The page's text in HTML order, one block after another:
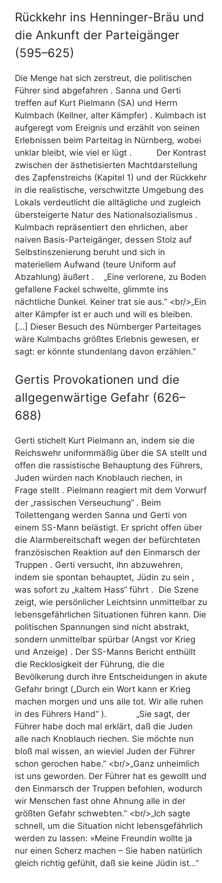
Rückkehr ins Henninger-Bräu und
die Ankunft der Parteigänger
(595–625)
Die Menge hat sich zerstreut, die politischen
Führer sind abgefahren . Sanna und Gerti
treffen auf Kurt Pielmann (SA) und Herrn
Kulmbach (Kellner, alter Kämpfer) . Kulmbach ist
aufgeregt vom Ereignis und erzählt von seinen
Erlebnissen beim Parteitag in Nürnberg, wobei
unklar bleibt, wie viel er lügt . Der Kontrast
zwischen der ästhetisierten Machtdarstellung
des Zapfenstreichs (Kapitel 1) und der Rückkehr
in die realistische, verschwitzte Umgebung des
Lokals verdeutlicht die alltägliche und zugleich
übersteigerte Natur des Nationalsozialismus .
Kulmbach repräsentiert den ehrlichen, aber
naiven Basis-Parteigänger, dessen Stolz auf
Selbstinszenierung beruht und sich in
materiellem Aufwand (teure Uniform auf
Abzahlung) äußert . „Eine verlorene, zu Boden
gefallene Fackel schwelte, glimmte ins
nächtliche Dunkel. Keiner trat sie aus.” <br/>„Ein
alter Kämpfer ist er auch und will es bleiben.
[…] Dieser Besuch des Nürnberger Parteitages
wäre Kulmbachs größtes Erlebnis gewesen, er
sagt: er könnte stundenlang davon erzählen.”
Gertis Provokationen und die
allgegenwärtige Gefahr (626–
688)
Gerti stichelt Kurt Pielmann an, indem sie die
Reichswehr uniformmäßig über die SA stellt und
offen die rassistische Behauptung des Führers,
Juden würden nach Knoblauch riechen, in
Frage stellt . Pielmann reagiert mit dem Vorwurf
der „rassischen Verseuchung“ . Beim
Toilettengang werden Sanna und Gerti von
einem SS-Mann belästigt. Er spricht offen über
die Alarmbereitschaft wegen der befürchteten
französischen Reaktion auf den Einmarsch der
Truppen . Gerti versucht, ihn abzuwehren,
indem sie spontan behauptet, Jüdin zu sein ,
was sofort zu „kaltem Hass“ führt . Die Szene
zeigt, wie persönlicher Leichtsinn unmittelbar zu
lebensgefährlichen Situationen führen kann. Die
politischen Spannungen sind nicht abstrakt,
sondern unmittelbar spürbar (Angst vor Krieg
und Anzeige) . Der SS-Manns Bericht enthüllt
die Recklosigkeit der Führung, die die
Bevölkerung durch ihre Entscheidungen in akute
Gefahr bringt („Durch ein Wort kann er Krieg
machen morgen und uns alle tot. Wir alle ruhen
in des Führers Hand“ ). „Sie sagt, der
Führer habe doch mal erklärt, daß die Juden
alle nach Knoblauch riechen. Sie möchte nun
bloß mal wissen, an wieviel Juden der Führer
schon gerochen habe.” <br/>„Ganz unheimlich
ist uns geworden. Der Führer hat es gewollt und
den Einmarsch der Truppen befohlen, wodurch
wir Menschen fast ohne Ahnung alle in der
größten Gefahr schwebten.” <br/>„Ich sagte
schnell, um die Situation nicht lebensgefährlich
werden zu lassen: »Meine Freundin wollte ja
nur einen Scherz machen – Sie haben natürlich
gleich richtig gefühlt, daß sie keine Jüdin ist…”